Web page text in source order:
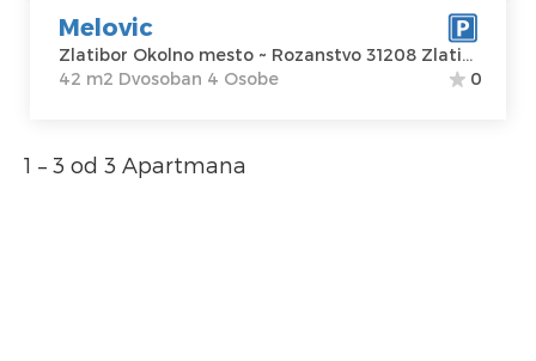
Rozanstvo 31208
Zlatibor
Cena55 €
Melovic
Zlatibor Okolno mesto ~ Rozanstvo 31208 Zlatibor
42 m2 Dvosoban 4 Osobe
0
1 – 3 od 3 Apartmana